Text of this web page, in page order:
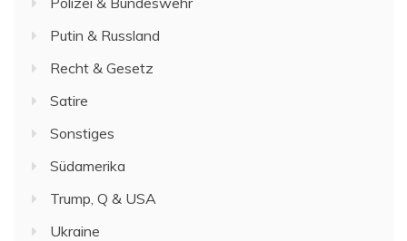
Putin & Russland
Recht & Gesetz
Satire
Sonstiges
Südamerika
Trump, Q & USA
Ukraine